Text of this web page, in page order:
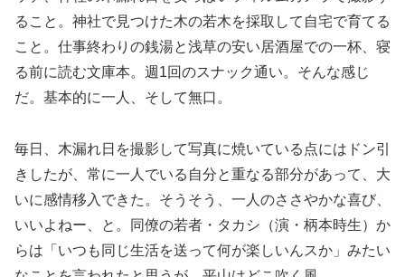
ること。神社で見つけた木の若木を採取して自宅で育てる
こと。仕事終わりの銭湯と浅草の安い居酒屋での一杯、寝
る前に読む文庫本。週1回のスナック通い。そんな感じ
だ。基本的に一人、そして無口。
毎日、木漏れ日を撮影して写真に焼いている点にはドン引
きしたが、常に一人でいる自分と重なる部分があって、大
いに感情移入できた。そうそう、一人のささやかな喜び、
いいよねー、と。同僚の若者・タカシ（演・柄本時生）か
らは「いつも同じ生活を送って何が楽しいんスか」みたい